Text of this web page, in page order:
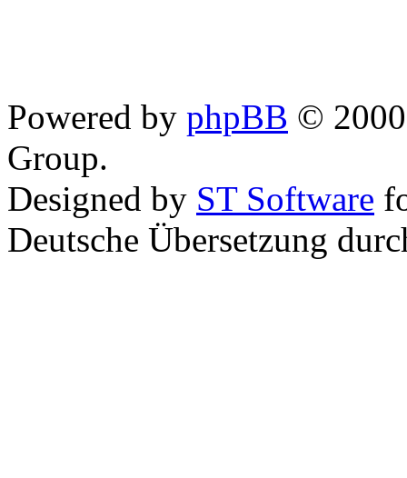
Powered by phpBB ©
Group.
Designed by ST Software
Deutsche Übersetzung